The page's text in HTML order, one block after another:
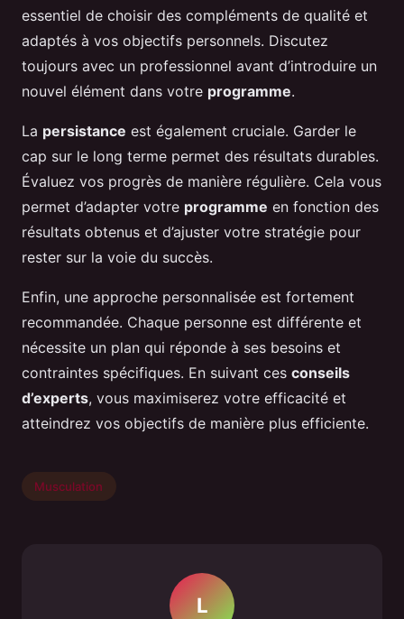
essentiel de choisir des compléments de qualité et
adaptés à vos objectifs personnels. Discutez
toujours avec un professionnel avant d’introduire un
nouvel élément dans votre programme.
La persistance est également cruciale. Garder le
cap sur le long terme permet des résultats durables.
Évaluez vos progrès de manière régulière. Cela vous
permet d’adapter votre programme en fonction des
résultats obtenus et d’ajuster votre stratégie pour
rester sur la voie du succès.
Enfin, une approche personnalisée est fortement
recommandée. Chaque personne est différente et
nécessite un plan qui réponde à ses besoins et
contraintes spécifiques. En suivant ces conseils
d’experts, vous maximiserez votre efficacité et
atteindrez vos objectifs de manière plus efficiente.
Musculation
L